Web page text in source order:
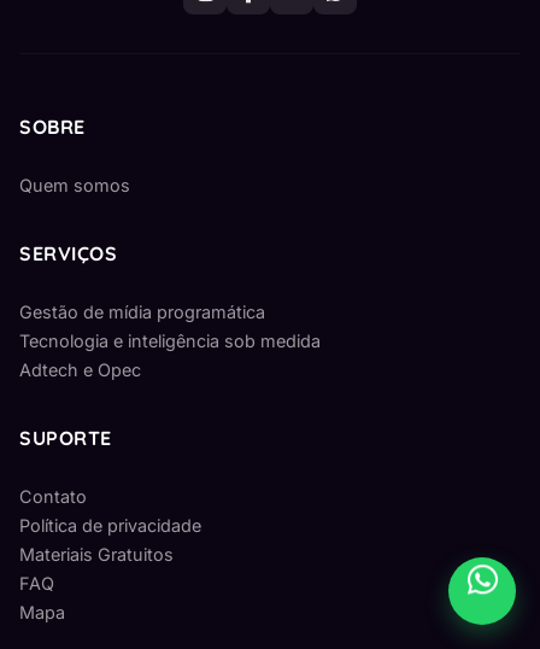
SOBRE
Quem somos
SERVIÇOS
Gestão de mídia programática
Tecnologia e inteligência sob medida
Adtech e Opec
SUPORTE
Contato
Política de privacidade
Materiais Gratuitos
FAQ
Mapa